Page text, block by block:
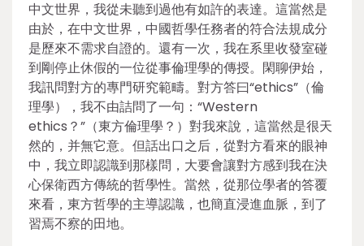
中文世界，我從未聽到過他有如許的表達。這當然是
由於，在中文世界，中國哲學任務者的符合法規成分
是歷來不需求自證的。還有一次，我在系里收發室碰
到剛停止休假的一位從事倫理學的傳授。閑聊伊始，
我訊問對方的專門研究範疇。對方答曰“ethics”（倫
理學），我不由詰問了一句：“Western
ethics？”（東方倫理學？）對我來說，這當然是很天
然的，并無它意。但話出口之后，從對方看來的眼神
中，我立即認識到那樣問，大要會讓對方感到我在決
心保衛西方傳統的哲學性。當然，從那位學者的答覆
來看，東方哲學的主導認識，也簡直浸進血脈，到了
習焉不察的田地。